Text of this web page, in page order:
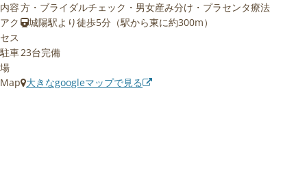
内容方・ブライダルチェック・男女産み分け・プラセンタ療法
アク
セス
城陽駅より徒歩5分（駅から東に約300m）
駐車
場
23台完備
Map 大きなgoogleマップで見る